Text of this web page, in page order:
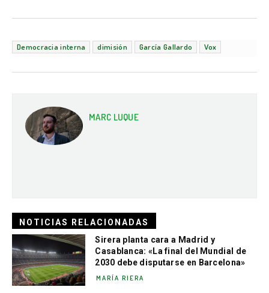
Democracia interna dimisión García Gallardo Vox
MARC LUQUE
NOTICIAS RELACIONADAS
Sirera planta cara a Madrid y
Casablanca: «La final del Mundial de
2030 debe disputarse en Barcelona»
MARÍA RIERA